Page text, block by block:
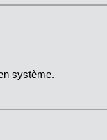
système.